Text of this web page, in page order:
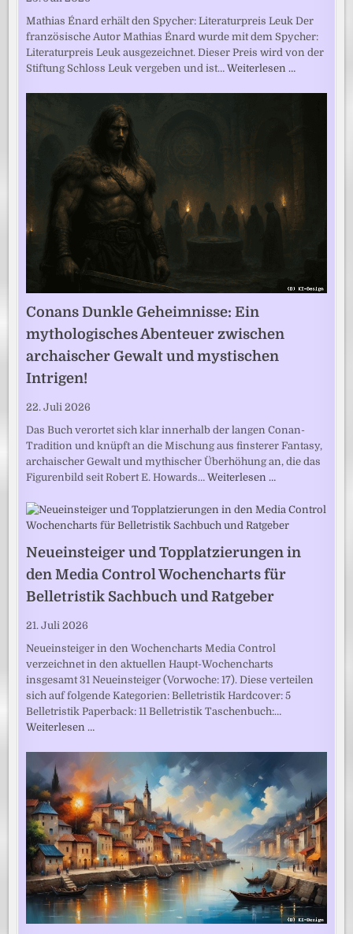
Mathias Énard erhält den Spycher: Literaturpreis Leuk Der
französische Autor Mathias Énard wurde mit dem Spycher:
Literaturpreis Leuk ausgezeichnet. Dieser Preis wird von der
Stiftung Schloss Leuk vergeben und ist…Weiterlesen …
Conans Dunkle Geheimnisse: Ein
mythologisches Abenteuer zwischen
archaischer Gewalt und mystischen
Intrigen!
22. Juli 2026
Das Buch verortet sich klar innerhalb der langen Conan-
Tradition und knüpft an die Mischung aus finsterer Fantasy,
archaischer Gewalt und mythischer Überhöhung an, die das
Figurenbild seit Robert E. Howards…Weiterlesen …
Neueinsteiger und Topplatzierungen in
den Media Control Wochencharts für
Belletristik Sachbuch und Ratgeber
21. Juli 2026
Neueinsteiger in den Wochencharts Media Control
verzeichnet in den aktuellen Haupt-Wochencharts
insgesamt 31 Neueinsteiger (Vorwoche: 17). Diese verteilen
sich auf folgende Kategorien: Belletristik Hardcover: 5
Belletristik Paperback: 11 Belletristik Taschenbuch:…
Weiterlesen …